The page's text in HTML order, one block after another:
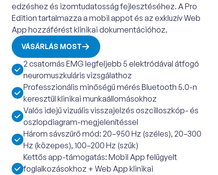
edzéshez és izomtudatosság fejlesztéséhez. A Pro
Edition tartalmazza a mobil appot és az exkluzív Web
App hozzáférést klinikai dokumentációhoz.
VÁSÁRLÁS MOST
2 csatornás EMG legfeljebb 5 elektródával átfogó
neuromuszkuláris vizsgálathoz
Professzionális minőségű mérés Bluetooth 5.0-n
keresztül klinikai munkaállomásokhoz
Valós idejű vizuális visszajelzés oszcilloszkóp- és
oszlopdiagram-megjelenítéssel
Három sávszűrő mód: 20–950 Hz (széles), 20–300
Hz (közepes), 100–200 Hz (szűk)
Kettős app-támogatás: Mobil App felügyelt
foglalkozásokhoz + Web App klinikai